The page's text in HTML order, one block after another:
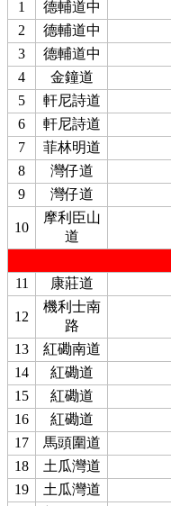
1
德輔道中
2
德輔道中
3
德輔道中
4
金鐘道
5
軒尼詩道
6
軒尼詩道
7
菲林明道
8
灣仔道
9
灣仔道
10
摩利臣山
道
11
康莊道
12
機利士南
路
13 紅磡南道
14
紅磡道
15
紅磡道
16
紅磡道
17
馬頭圍道
18
土瓜灣道
19
土瓜灣道